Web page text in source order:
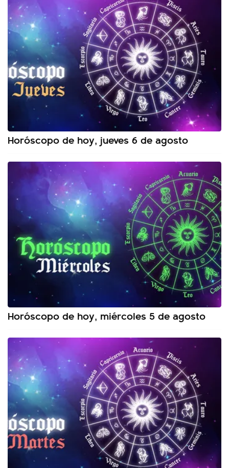
Horóscopo de hoy, jueves 6 de agosto
Horóscopo de hoy, miércoles 5 de agosto